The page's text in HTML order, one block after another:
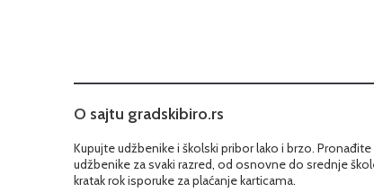
O sajtu gradskibiro.rs
Kupujte udžbenike i školski pribor lako i brzo.
udžbenike za svaki razred, od osnovne do srednje
kratak rok isporuke za plaćanje karticama.